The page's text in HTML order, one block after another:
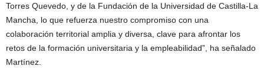
Torres Quevedo, y de la Fundación de la Universidad de Castilla-La
Mancha, lo que refuerza nuestro compromiso con una
colaboración territorial amplia y diversa, clave para afrontar los
retos de la formación universitaria y la empleabilidad”, ha señalado
Martínez.